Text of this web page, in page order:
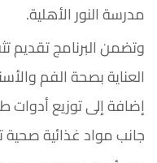
مدرسة النور الأهلية.
وتضمن البرنامج
العناية بصحة الفم
إضافة إلى توزيع
جانب مواد غذائية صحية